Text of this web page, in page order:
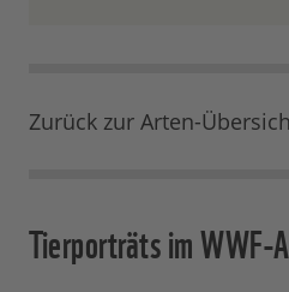
Zurück zur Arten-
Tierporträts im WWF-